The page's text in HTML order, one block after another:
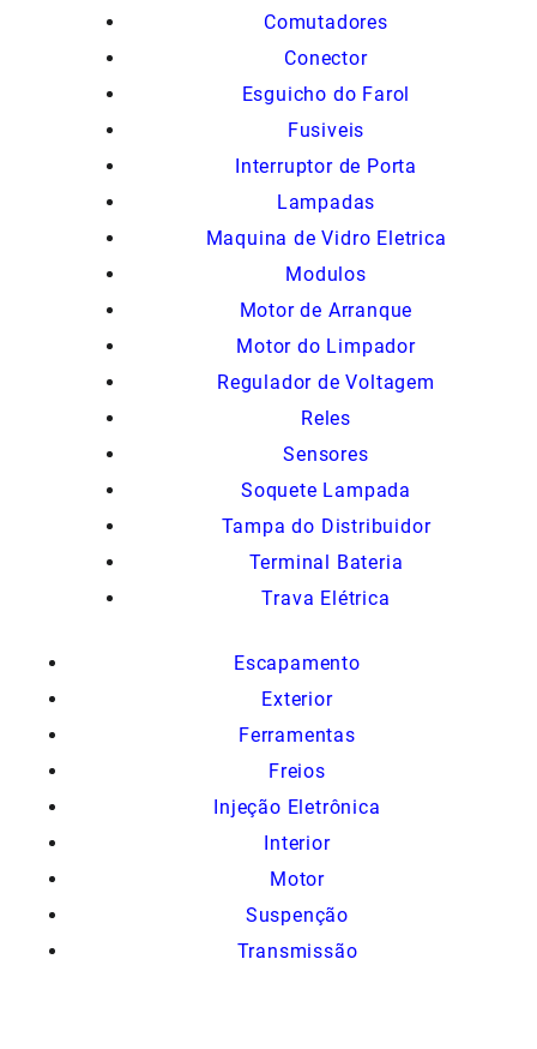
Comutadores
Conector
Esguicho do Farol
Fusiveis
Interruptor de Porta
Lampadas
Maquina de Vidro Eletrica
Modulos
Motor de Arranque
Motor do Limpador
Regulador de Voltagem
Reles
Sensores
Soquete Lampada
Tampa do Distribuidor
Terminal Bateria
Trava Elétrica
Escapamento
Exterior
Ferramentas
Freios
Injeção Eletrônica
Interior
Motor
Suspenção
Transmissão